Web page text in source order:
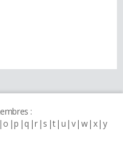
:
o p q r s t u v w x y